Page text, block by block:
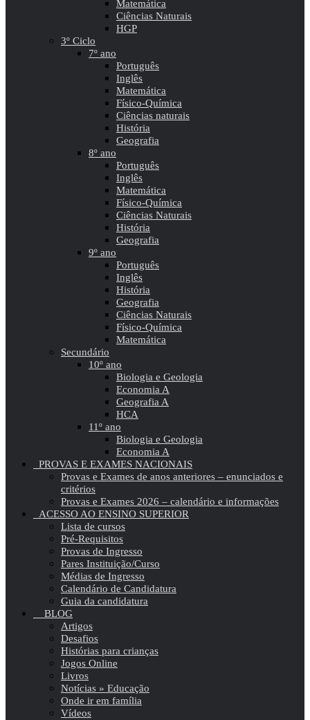
Matemática
Ciências Naturais
HGP
3º Ciclo
7º ano
Português
Inglês
Matemática
Físico-Química
Ciências naturais
História
Geografia
8º ano
Português
Inglês
Matemática
Físico-Química
Ciências Naturais
História
Geografia
9º ano
Português
Inglês
História
Geografia
Ciências Naturais
Físico-Química
Matemática
Secundário
10º ano
Biologia e Geologia
Economia A
Geografia A
HCA
11º ano
Biologia e Geologia
Economia A
PROVAS E EXAMES NACIONAIS
Provas e Exames de anos anteriores – enunciados e
critérios
Provas e Exames 2026 – calendário e informações
ACESSO AO ENSINO SUPERIOR
Lista de cursos
Pré-Requisitos
Provas de Ingresso
Pares Instituição/Curso
Médias de Ingresso
Calendário de Candidatura
Guia da candidatura
BLOG
Artigos
Desafios
Histórias para crianças
Jogos Online
Livros
Notícias » Educação
Onde ir em família
Vídeos